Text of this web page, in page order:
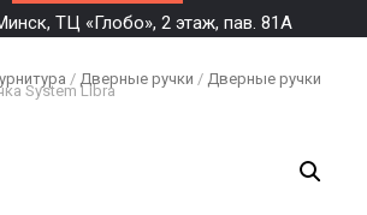
ТЦ «Глобо», 2 этаж, пав. 81А
/ Дверные ручки / Дверные ручки
System Libra